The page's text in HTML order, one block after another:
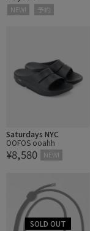
NEW! 予約
Saturdays NYC
OOFOS ooahh
¥8,580 NEW!